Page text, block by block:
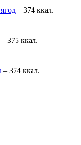
– 374 ккал.
– 375 ккал.
– 374 ккал.